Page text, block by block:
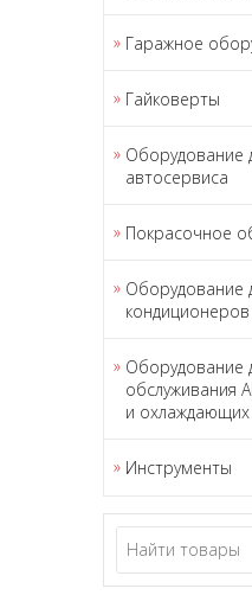
Гаражное
Гайковерты
Оборудование
автосервиса
Покрасочное
Оборудование
кондиционеров
Оборудование
обслуживания
и охлаждающих
Инструменты